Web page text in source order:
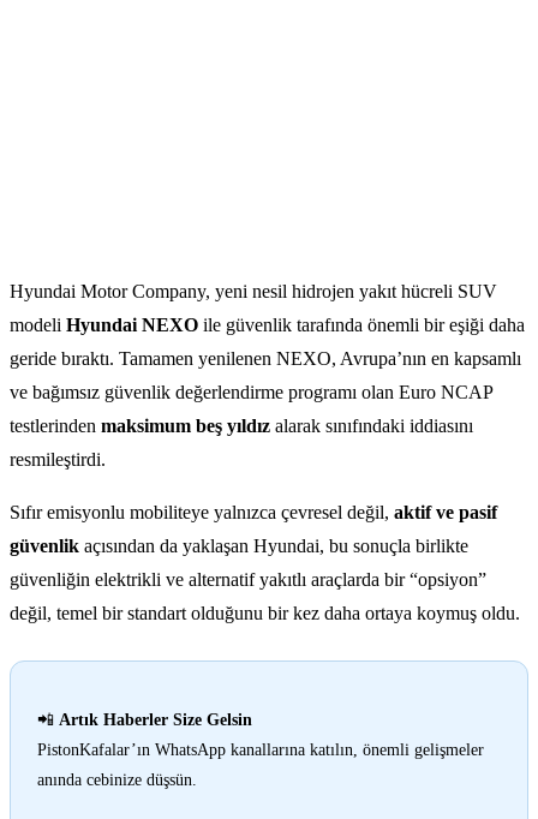
Hyundai Motor Company, yeni nesil hidrojen yakıt hücreli SUV
modeli Hyundai NEXO ile güvenlik tarafında önemli bir eşiği daha
geride bıraktı. Tamamen yenilenen NEXO, Avrupa’nın en kapsamlı
ve bağımsız güvenlik değerlendirme programı olan Euro NCAP
testlerinden maksimum beş yıldız alarak sınıfındaki iddiasını
resmileştirdi.
Sıfır emisyonlu mobiliteye yalnızca çevresel değil, aktif ve pasif
güvenlik açısından da yaklaşan Hyundai, bu sonuçla birlikte
güvenliğin elektrikli ve alternatif yakıtlı araçlarda bir “opsiyon”
değil, temel bir standart olduğunu bir kez daha ortaya koymuş oldu.
📲 Artık Haberler Size Gelsin
PistonKafalar’ın WhatsApp kanallarına katılın, önemli gelişmeler
anında cebinize düşsün.